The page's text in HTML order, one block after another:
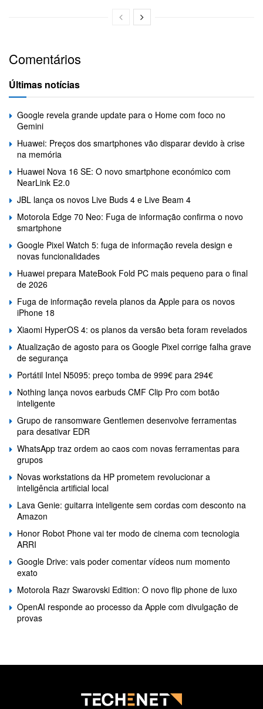
Comentários
Últimas notícias
Google revela grande update para o Home com foco no
Gemini
Huawei: Preços dos smartphones vão disparar devido à crise
na memória
Huawei Nova 16 SE: O novo smartphone económico com
NearLink E2.0
JBL lança os novos Live Buds 4 e Live Beam 4
Motorola Edge 70 Neo: Fuga de informação confirma o novo
smartphone
Google Pixel Watch 5: fuga de informação revela design e
novas funcionalidades
Huawei prepara MateBook Fold PC mais pequeno para o final
de 2026
Fuga de informação revela planos da Apple para os novos
iPhone 18
Xiaomi HyperOS 4: os planos da versão beta foram revelados
Atualização de agosto para os Google Pixel corrige falha grave
de segurança
Portátil Intel N5095: preço tomba de 999€ para 294€
Nothing lança novos earbuds CMF Clip Pro com botão
inteligente
Grupo de ransomware Gentlemen desenvolve ferramentas
para desativar EDR
WhatsApp traz ordem ao caos com novas ferramentas para
grupos
Novas workstations da HP prometem revolucionar a
inteligência artificial local
Lava Genie: guitarra inteligente sem cordas com desconto na
Amazon
Honor Robot Phone vai ter modo de cinema com tecnologia
ARRI
Google Drive: vais poder comentar vídeos num momento
exato
Motorola Razr Swarovski Edition: O novo flip phone de luxo
OpenAI responde ao processo da Apple com divulgação de
provas